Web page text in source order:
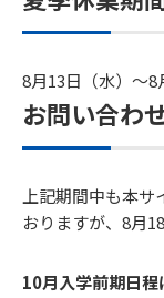
8月13日（水）～8
お問い合わ
上記期間中も本
おりますが、8月
10月入学前期日